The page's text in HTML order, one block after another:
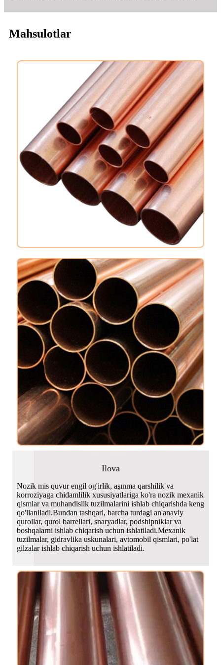
Mahsulotlar
Ilova
Nozik mis quvur engil og'irlik, aşınma qarshilik va
korroziyaga chidamlilik xususiyatlariga ko'ra nozik mexanik
qismlar va muhandislik tuzilmalarini ishlab chiqarishda keng
qo'llaniladi.Bundan tashqari, barcha turdagi an'anaviy
qurollar, qurol barrellari, snaryadlar, podshipniklar va
boshqalarni ishlab chiqarish uchun ishlatiladi.Mexanik
tuzilmalar, gidravlika uskunalari, avtomobil qismlari, po'lat
gilzalar ishlab chiqarish uchun ishlatiladi.